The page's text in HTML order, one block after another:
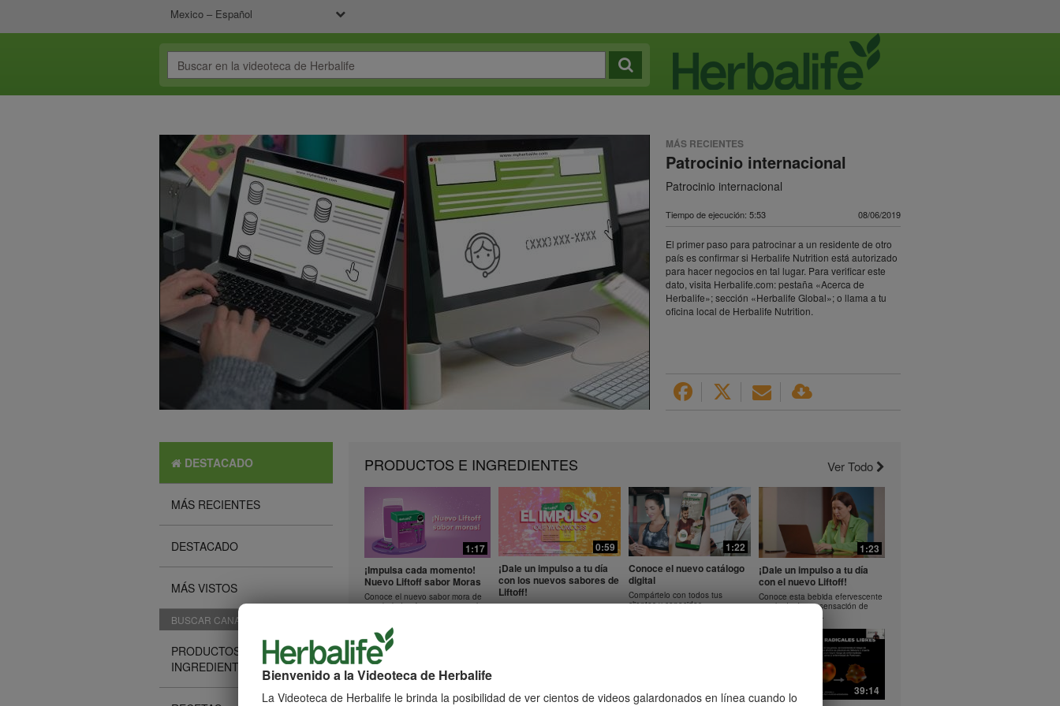
Mexico – Español
Bienvenido a la Videoteca de Herbalife
La Videoteca de Herbalife le brinda la posibilidad de ver cientos de videos galardonados en línea cuando lo
MÁS RECIENTES
Patrocinio internacional
Patrocinio internacional
Tiempo de ejecución: 5:53 08/06/2019
El primer paso para patrocinar a un residente de otro
país es confirmar si Herbalife Nutrition está autorizado
para hacer negocios en tal lugar. Para verificar este
dato, visita Herbalife.com: pestaña «Acerca de
Herbalife»; sección «Herbalife Global»; o llama a tu
oficina local de Herbalife Nutrition.
DESTACADO
MÁS RECIENTES
DESTACADO
MÁS VISTOS
BUSCAR CANALES
PRODUCTOS E
INGREDIENTES
PRODUCTOS E INGREDIENTES Ver Todo
1:17
¡Impulsa cada momento!
Nuevo Liftoff sabor Moras
Conoce el nuevo sabor mora de
esta bebida efervescente que le
0:59
¡Dale un impulso a tu día
con los nuevos sabores de
Liftoff!
Conoce los nuevos sabores de
1:22
Conoce el nuevo catálogo
digital
Compártelo con todos tus
clientes y conocidos.
1:23
¡Dale un impulso a tu día
con el nuevo Liftoff!
Conoce esta bebida efervescente
que le dará una sensación de
impulso en tu día.
11:38
39:14